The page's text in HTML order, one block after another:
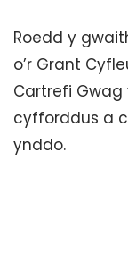
Roedd y
o’r Grant
Cartrefi
cyfforddus a
ynddo.